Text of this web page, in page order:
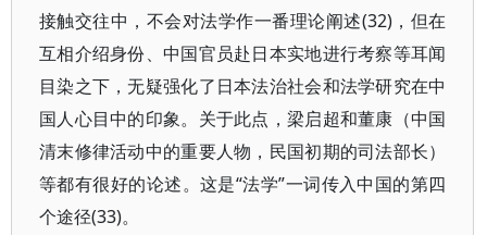
接触交往中，不会对法学作一番理论阐述(32)，但在
互相介绍身份、中国官员赴日本实地进行考察等耳闻
目染之下，无疑强化了日本法治社会和法学研究在中
国人心目中的印象。关于此点，梁启超和董康（中国
清末修律活动中的重要人物，民国初期的司法部长）
等都有很好的论述。这是“法学”一词传入中国的第四
个途径(33)。